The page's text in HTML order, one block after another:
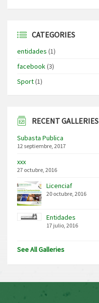
CATEGORIES
entidades (1)
facebook(3)
Sport(1)
RECENT GALLERIES
Subasta Publica
12 septiembre, 2017
xxx
27 octubre, 2016
Licenciaf
20 octubre, 2016
Entidades
17 julio, 2016
See All Galleries